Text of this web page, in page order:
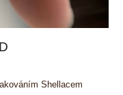
Shellacem